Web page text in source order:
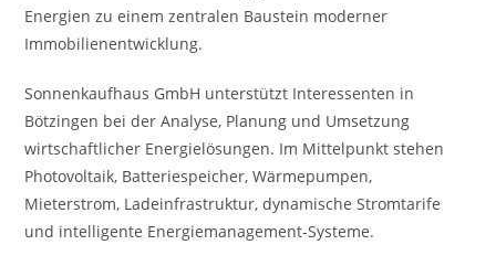
Energien zu einem zentralen Baustein moderner
Immobilienentwicklung.
Sonnenkaufhaus GmbH unterstützt Interessenten in
Bötzingen bei der Analyse, Planung und Umsetzung
wirtschaftlicher Energielösungen. Im Mittelpunkt stehen
Photovoltaik, Batteriespeicher, Wärmepumpen,
Mieterstrom, Ladeinfrastruktur, dynamische Stromtarife
und intelligente Energiemanagement-Systeme.